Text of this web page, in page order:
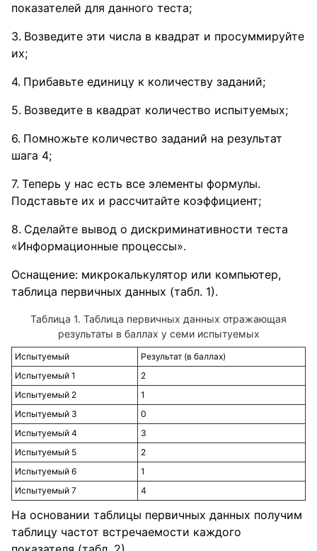
показателей для данного теста;
Возведите эти числа в квадрат и просуммируйте
их;
Прибавьте единицу к количеству заданий;
Возведите в квадрат количество испытуемых;
Помножьте количество заданий на результат
шага 4;
Теперь у нас есть все элементы формулы.
Подставьте их и рассчитайте коэффициент;
Сделайте вывод о дискриминативности теста
«Информационные процессы».
Оснащение: микрокалькулятор или компьютер,
таблица первичных данных (табл. 1).
Таблица первичных данных отражающая
результаты в баллах у семи испытуемых
Испытуемый
Результат (в баллах)
Испытуемый 1
2
Испытуемый 2
1
Испытуемый 3
0
Испытуемый 4
3
Испытуемый 5
2
Испытуемый 6
1
Испытуемый 7
4
На основании таблицы первичных данных получим
таблицу частот встречаемости каждого